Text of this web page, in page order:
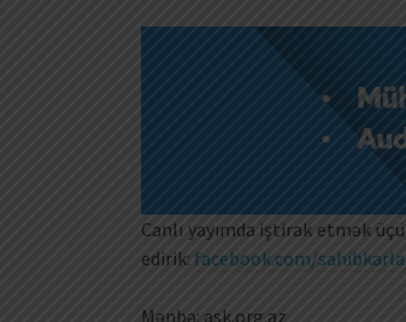
Canlı yayımda iştirak etmək
edirik: facebook.com/
Mənbə: ask.org.az